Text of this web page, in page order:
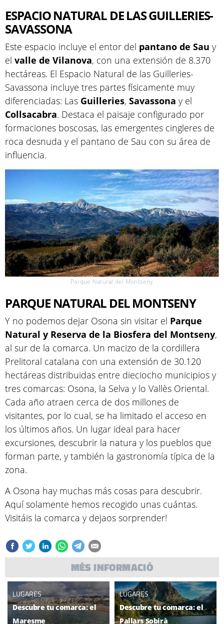
ESPACIO NATURAL DE LAS GUILLERIES-
SAVASSONA
Este espacio incluye el entor del pantano de Sau y
el valle de Vilanova, con una extensión de 8.370
hectáreas. El Espacio Natural de las Guilleries-
Savassona incluye tres partes físicamente muy
diferenciadas: Las Guilleries, Savassona y el
Collsacabra. Destaca el paisaje configurado por
formaciones boscosas, las emergentes cingleres de
roca desnuda y el pantano de Sau con su área de
influencia.
Parque Natural del Montseny
PARQUE NATURAL DEL MONTSENY
Y no podemos dejar Osona sin visitar el Parque
Natural y Reserva de la Biosfera del Montseny,
al sur de la comarca. Un macizo de la cordillera
Prelitoral catalana con una extensión de 30.120
hectáreas distribuidas entre dieciocho municipios y
tres comarcas: Osona, la Selva y lo Vallès Oriental.
Cada año atraen cerca de dos millones de
visitantes, por lo cual, se ha limitado el acceso en
los últimos años. Un lugar ideal para hacer
excursiones, descubrir la natura y los pueblos que
forman parte, y también la gastronomía típica de la
zona.
A Osona hay muchas más cosas para descubrir.
Aquí solamente hemos recogido unas cuántas.
Visitáis la comarca y dejaos sorprender!
MÉS INFORMACIÓ
LUGARES
Descubre tu comarca: el
Maresme
LUGARES
Descubre tu comarca: el
Pallars Sobirà